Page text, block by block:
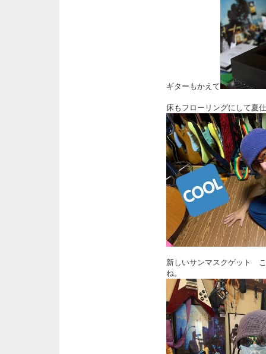
ギターもかえて
床もフローリングにして夏
新しいサンマスクゲット
ね。